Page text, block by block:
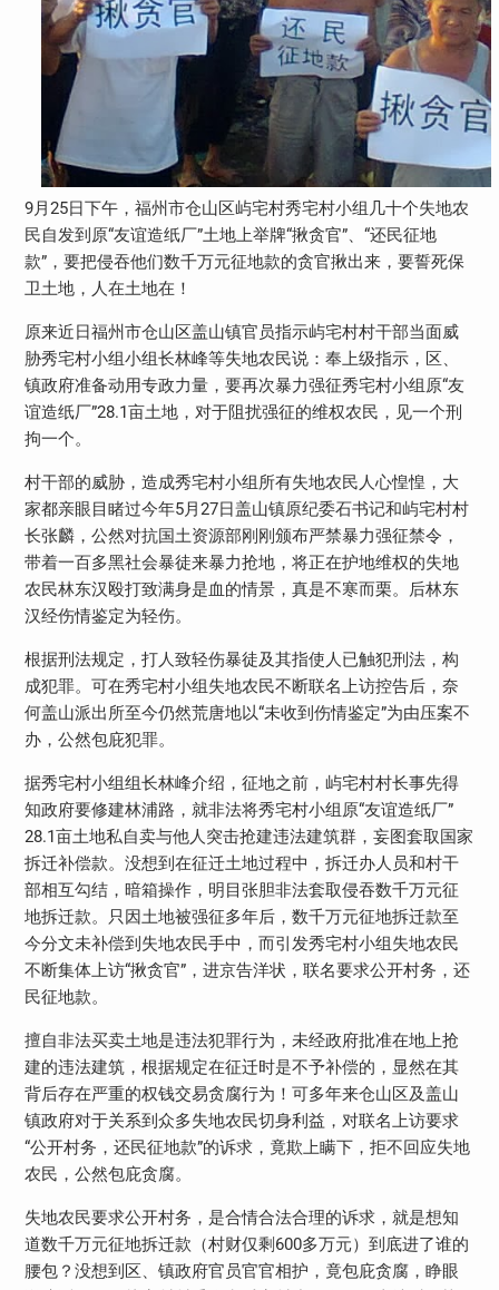
9月25日下午，福州市仓山区屿宅村秀宅村小组几十个失地农
民自发到原“友谊造纸厂”土地上举牌“揪贪官”、“还民征地
款”，要把侵吞他们数千万元征地款的贪官揪出来，要誓死保
卫土地，人在土地在！
原来近日福州市仓山区盖山镇官员指示屿宅村村干部当面威
胁秀宅村小组小组长林峰等失地农民说：奉上级指示，区、
镇政府准备动用专政力量，要再次暴力强征秀宅村小组原“友
谊造纸厂”28.1亩土地，对于阻扰强征的维权农民，见一个刑
拘一个。
村干部的威胁，造成秀宅村小组所有失地农民人心惶惶，大
家都亲眼目睹过今年5月27日盖山镇原纪委石书记和屿宅村村
长张麟，公然对抗国土资源部刚刚颁布严禁暴力强征禁令，
带着一百多黑社会暴徒来暴力抢地，将正在护地维权的失地
农民林东汉殴打致满身是血的情景，真是不寒而栗。后林东
汉经伤情鉴定为轻伤。
根据刑法规定，打人致轻伤暴徒及其指使人已触犯刑法，构
成犯罪。可在秀宅村小组失地农民不断联名上访控告后，奈
何盖山派出所至今仍然荒唐地以“未收到伤情鉴定”为由压案不
办，公然包庇犯罪。
据秀宅村小组组长林峰介绍，征地之前，屿宅村村长事先得
知政府要修建林浦路，就非法将秀宅村小组原“友谊造纸厂”
28.1亩土地私自卖与他人突击抢建违法建筑群，妄图套取国家
拆迁补偿款。没想到在征迁土地过程中，拆迁办人员和村干
部相互勾结，暗箱操作，明目张胆非法套取侵吞数千万元征
地拆迁款。只因土地被强征多年后，数千万元征地拆迁款至
今分文未补偿到失地农民手中，而引发秀宅村小组失地农民
不断集体上访“揪贪官”，进京告洋状，联名要求公开村务，还
民征地款。
擅自非法买卖土地是违法犯罪行为，未经政府批准在地上抢
建的违法建筑，根据规定在征迁时是不予补偿的，显然在其
背后存在严重的权钱交易贪腐行为！可多年来仓山区及盖山
镇政府对于关系到众多失地农民切身利益，对联名上访要求
“公开村务，还民征地款”的诉求，竟欺上瞒下，拒不回应失地
农民，公然包庇贪腐。
失地农民要求公开村务，是合情合法合理的诉求，就是想知
道数千万元征地拆迁款（村财仅剩600多万元）到底进了谁的
腰包？没想到区、镇政府官员官官相护，竟包庇贪腐，睁眼